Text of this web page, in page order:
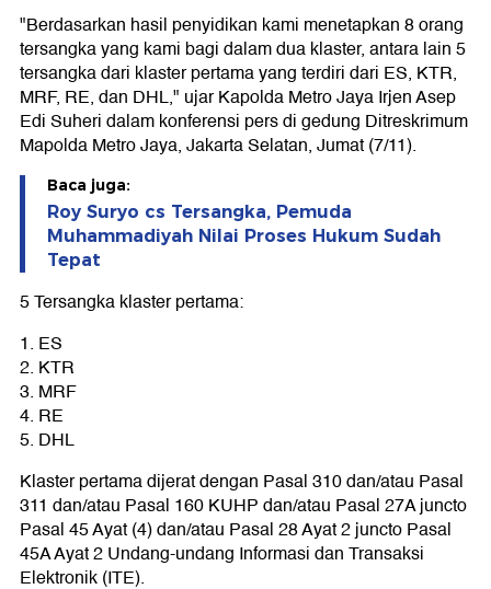
"Berdasarkan hasil penyidikan kami menetapkan 8 orang
tersangka yang kami bagi dalam dua klaster, antara lain 5
tersangka dari klaster pertama yang terdiri dari ES, KTR,
MRF, RE, dan DHL," ujar Kapolda Metro Jaya Irjen Asep
Edi Suheri dalam konferensi pers di gedung Ditreskrimum
Mapolda Metro Jaya, Jakarta Selatan, Jumat (7/11).
Baca juga:
Roy Suryo cs Tersangka, Pemuda
Muhammadiyah Nilai Proses Hukum Sudah
Tepat
5 Tersangka klaster pertama:
1.⁠ ⁠ES
2.⁠ ⁠KTR
3.⁠ ⁠MRF
4.⁠ ⁠RE
5.⁠ ⁠DHL
Klaster pertama dijerat dengan Pasal 310 dan/atau Pasal
311 dan/atau Pasal 160 KUHP dan/atau Pasal 27A juncto
Pasal 45 Ayat (4) dan/atau Pasal 28 Ayat 2 juncto Pasal
45A Ayat 2 Undang-undang Informasi dan Transaksi
Elektronik (ITE).